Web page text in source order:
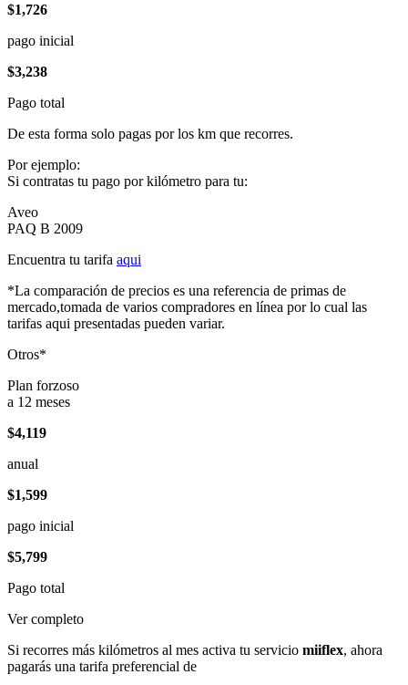
$1,726
pago inicial
$3,238
Pago total
De esta forma solo pagas por los km que recorres.
Por ejemplo:
Si contratas tu pago por kilómetro para tu:
Aveo
PAQ B 2009
Encuentra tu tarifa aqui
*La comparación de precios es una referencia de primas de
mercado,tomada de varios compradores en línea por lo cual las
tarifas aqui presentadas pueden variar.
Otros*
Plan forzoso
a 12 meses
$4,119
anual
$1,599
pago inicial
$5,799
Pago total
Ver completo
Si recorres más kilómetros al mes activa tu servicio miiflex, ahora
pagarás una tarifa preferencial de